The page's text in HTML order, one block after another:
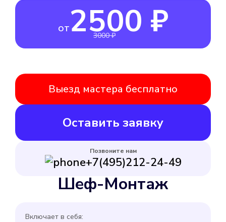
Шеф-Монтаж
Включает в себя:
от2500 ₽
3000 ₽
Выезд мастера бесплатно
Оставить заявку
Позвоните нам
+7(495)212-24-49